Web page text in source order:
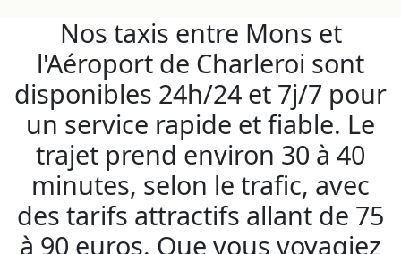
Nos taxis entre Mons et
l'Aéroport de Charleroi sont
disponibles 24h/24 et 7j/7 pour
un service rapide et fiable. Le
trajet prend environ 30 à 40
minutes, selon le trafic, avec
des tarifs attractifs allant de 75
à 90 euros. Que vous voyagiez